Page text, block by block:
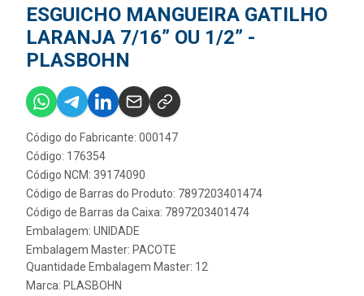
ESGUICHO MANGUEIRA GATILHO
LARANJA 7/16” OU 1/2” -
PLASBOHN
Código do Fabricante: 000147
Código: 176354
Código NCM: 39174090
Código de Barras do Produto: 7897203401474
Código de Barras da Caixa: 7897203401474
Embalagem: UNIDADE
Embalagem Master: PACOTE
Quantidade Embalagem Master: 12
Marca: PLASBOHN